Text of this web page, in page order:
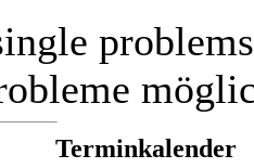
Terminkalender